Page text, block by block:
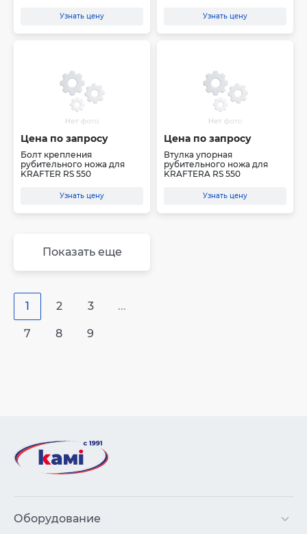
Узнать цену Узнать цену
Цена по запросу
Болт крепления
рубительного ножа для
KRAFTER RS 550
Узнать цену
Цена по запросу
Втулка упорная
рубительного ножа для
KRAFTERA RS 550
Узнать цену
Показать еще
1 2 3 ...
7 8 9
Оборудование